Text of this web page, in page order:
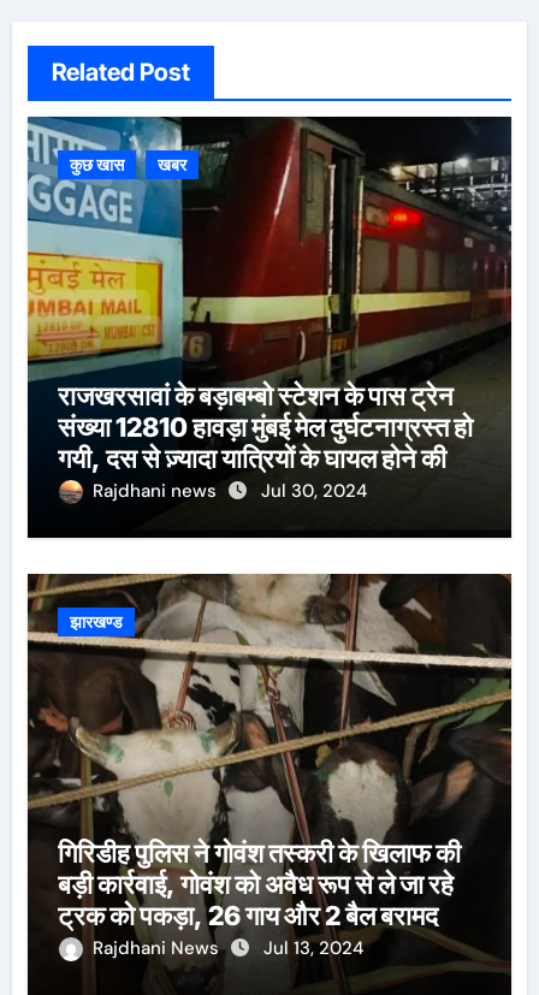
Related Post
कुछ खास खबर
राजखरसावां के बड़ाबम्बो स्टेशन के पास ट्रेन
संख्या 12810 हावड़ा मुंबई मेल दुर्घटनाग्रस्त हो
गयी, दस से ज़्यादा यात्रियों के घायल होने की
खबर।सरायकेला के वरीय पदाधिकारी
Rajdhani news Jul 30, 2024
झारखण्ड
गिरिडीह पुलिस ने गोवंश तस्करी के खिलाफ की
बड़ी कार्रवाई, गोवंश को अवैध रूप से ले जा रहे
ट्रक को पकड़ा, 26 गाय और 2 बैल बरामद
Rajdhani News Jul 13, 2024